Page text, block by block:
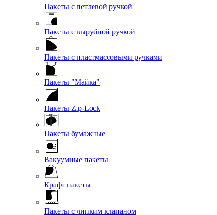
Пакеты с петлевой ручкой
Пакеты с вырубной ручкой
Пакеты с пластмассовыми ручками
Пакеты "Майка"
Пакеты Zip-Lock
Пакеты бумажные
Вакуумные пакеты
Крафт пакеты
Пакеты с липким клапаном